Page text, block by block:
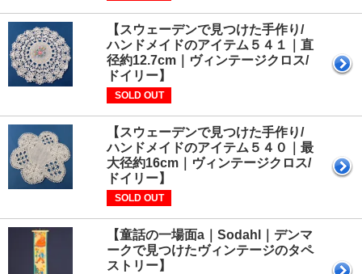
【スウェーデンで見つけた手作り/
ハンドメイドのアイテム５４１｜直
径約12.7cm｜ヴィンテージクロス/
ドイリー】
SOLD OUT
【スウェーデンで見つけた手作り/
ハンドメイドのアイテム５４０｜最
大径約16cm｜ヴィンテージクロス/
ドイリー】
SOLD OUT
【童話の一場面a｜Sodahl｜デンマ
ークで見つけたヴィンテージのタペ
ストリー】